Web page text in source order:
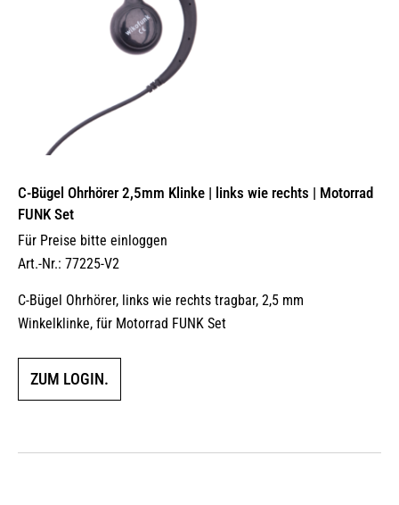
C-Bügel Ohrhörer 2,5mm Klinke | links wie rechts | Motorrad
FUNK Set
Für Preise bitte einloggen
Art.-Nr.: 77225-V2
C-Bügel Ohrhörer, links wie rechts tragbar, 2,5 mm
Winkelklinke, für Motorrad FUNK Set
ZUM LOGIN.